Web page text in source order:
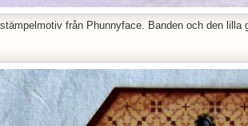
från Phunnyface. Banden och den